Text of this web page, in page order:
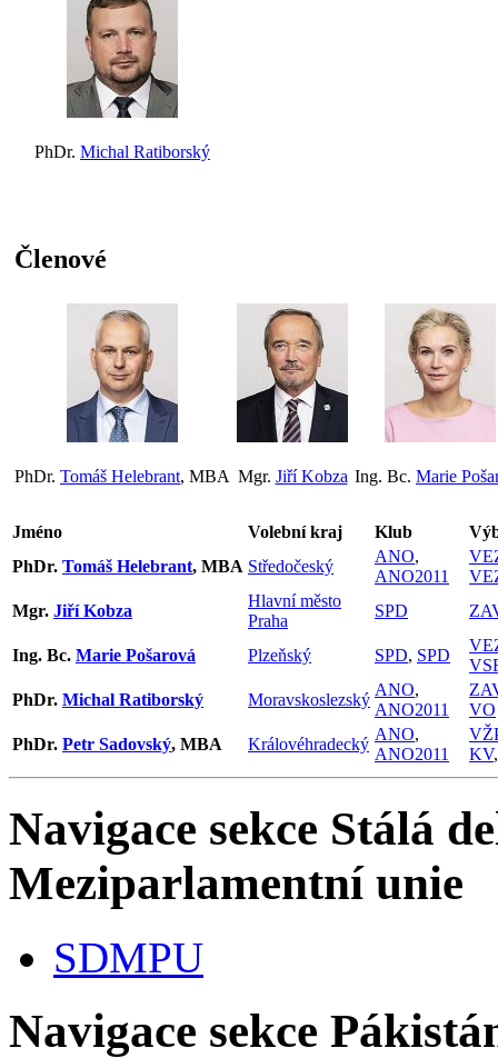
PhDr. Michal Ratiborský
Členové
PhDr. Tomáš Helebrant, MBA Mgr. Jiří Kobza Ing. Bc. Marie
Jméno Volební kraj Klub
PhDr. Tomáš Helebrant, MBA Středočeský
ANO,
ANO2011
Mgr. Jiří Kobza
Hlavní město
Praha
SPD
Ing. Bc. Marie Pošarová Plzeňský SPD, SPD
PhDr. Michal Ratiborský Moravskoslezský
ANO,
ANO2011
VO
PhDr. Petr Sadovský, MBA Královéhradecký
ANO,
ANO2011
KV
Navigace sekce Stálá
Meziparlamentní unie
SDMPU
Navigace sekce